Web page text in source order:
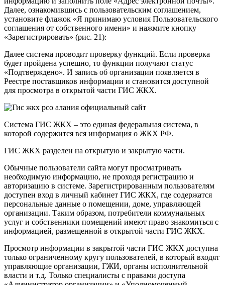
Далее, ознакомившись с пользовательским соглашением,
установите флажок «Я принимаю условия Пользовательского
соглашения от собственного имени» и нажмите кнопку
«Зарегистрировать» (рис. 21):
Далее система проводит проверку функций. Если проверка
будет пройдена успешно, то функции получают статус
«Подтверждено». И запись об организации появляется в
Реестре поставщиков информации и становится доступной
для просмотра в открытой части ГИС ЖКХ.
Система ГИС ЖКХ – это единая федеральная система, в
которой содержится вся информация о ЖКХ РФ.
ГИС ЖКХ разделен на открытую и закрытую части.
Обычные пользователи сайта могут просматривать
необходимую информацию, не проходя регистрацию и
авторизацию в системе. Зарегистрированным пользователям
доступен вход в личный кабинет ГИС ЖКХ, где содержатся
персональные данные о помещении, доме, управляющей
организации. Таким образом, потребители коммунальных
услуг и собственники помещений имеют право знакомиться с
информацией, размещенной в открытой части ГИС ЖКХ.
Просмотр информации в закрытой части ГИС ЖКХ доступна
только ограниченному кругу пользователей, в который входят
управляющие организации, ГЖИ, органы исполнительной
власти и т.д. Только специалисты с правами доступа